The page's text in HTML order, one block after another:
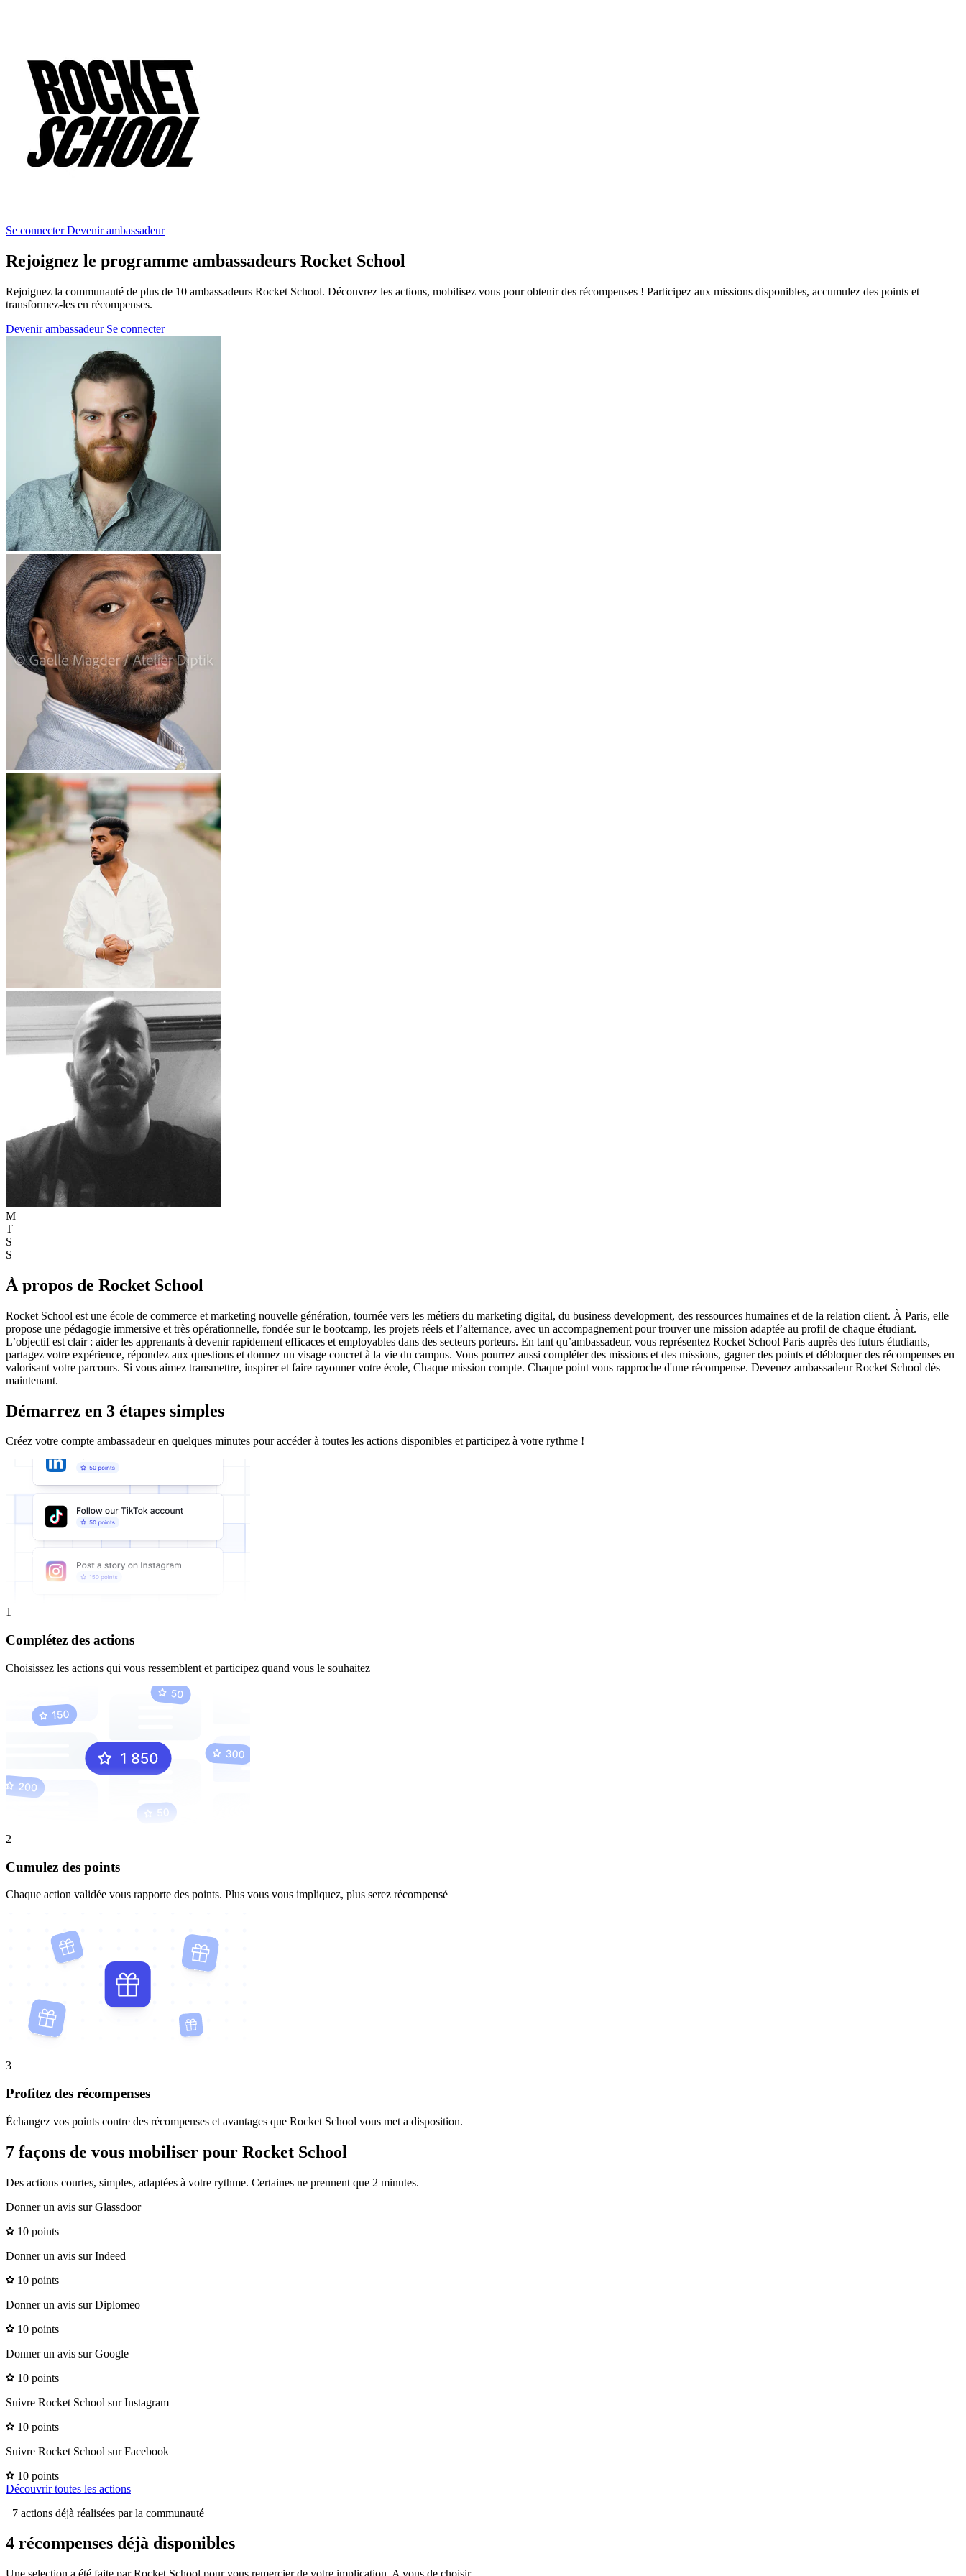
Se connecterDevenir ambassadeur
Rejoignez le programme ambassadeurs Rocket School
Rejoignez la communauté de plus de 10 ambassadeurs Rocket School. Découvrez les actions, mobilisez vous pour obtenir des récompenses ! Participez aux missions disponibles, accumulez des points et
transformez-les en récompenses.
Devenir ambassadeur Se connecter
M
T
S
S
À propos de Rocket School
Rocket School est une école de commerce et marketing nouvelle génération, tournée vers les métiers du marketing digital, du business development, des ressources humaines et de la relation client. À Paris, elle
propose une pédagogie immersive et très opérationnelle, fondée sur le bootcamp, les projets réels et l’alternance, avec un accompagnement pour trouver une mission adaptée au profil de chaque étudiant.
L’objectif est clair : aider les apprenants à devenir rapidement efficaces et employables dans des secteurs porteurs. En tant qu’ambassadeur, vous représentez Rocket School Paris auprès des futurs étudiants,
partagez votre expérience, répondez aux questions et donnez un visage concret à la vie du campus. Vous pourrez aussi compléter des missions et des missions, gagner des points et débloquer des récompenses en
valorisant votre parcours. Si vous aimez transmettre, inspirer et faire rayonner votre école, Chaque mission compte. Chaque point vous rapproche d'une récompense. Devenez ambassadeur Rocket School dès
maintenant.
Démarrez en 3 étapes simples
Créez votre compte ambassadeur en quelques minutes pour accéder à toutes les actions disponibles et participez à votre rythme !
1
Complétez des actions
Choisissez les actions qui vous ressemblent et participez quand vous le souhaitez
2
Cumulez des points
Chaque action validée vous rapporte des points. Plus vous vous impliquez, plus serez récompensé
3
Profitez des récompenses
Échangez vos points contre des récompenses et avantages que Rocket School vous met a disposition.
7 façons de vous mobiliser pour Rocket School
Des actions courtes, simples, adaptées à votre rythme. Certaines ne prennent que 2 minutes.
Donner un avis sur Glassdoor
10 points
Donner un avis sur Indeed
10 points
Donner un avis sur Diplomeo
10 points
Donner un avis sur Google
10 points
Suivre Rocket School sur Instagram
10 points
Suivre Rocket School sur Facebook
10 points
Découvrir toutes les actions
+7 actions déjà réalisées par la communauté
4 récompenses déjà disponibles